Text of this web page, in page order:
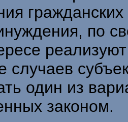
по
случаев
один из
законом.